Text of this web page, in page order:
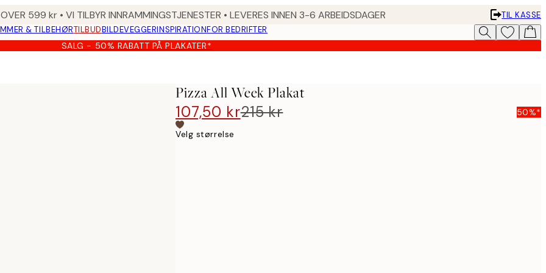
599 kr • VI TILBYR INNRAMMINGSTJENESTER • LEVERES INNEN 3-6 ARBEIDSDAGER
TIL KASSE
& TILBEHØRTILBUDBILDEVEGGERINSPIRATIONFOR BEDRIFTER
SALG - 50% RABATT PÅ PLAKATER*
Pizza All Week Plakat
107,50 kr215 kr 50%*
Velg størrelse